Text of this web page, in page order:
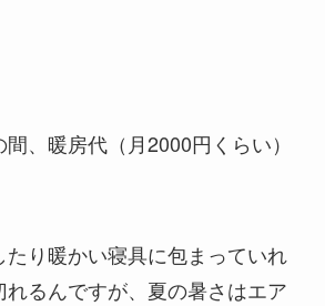
、暖房代（月2000円くらい）
り暖かい寝具に包まっていれ
るんですが、夏の暑さはエア